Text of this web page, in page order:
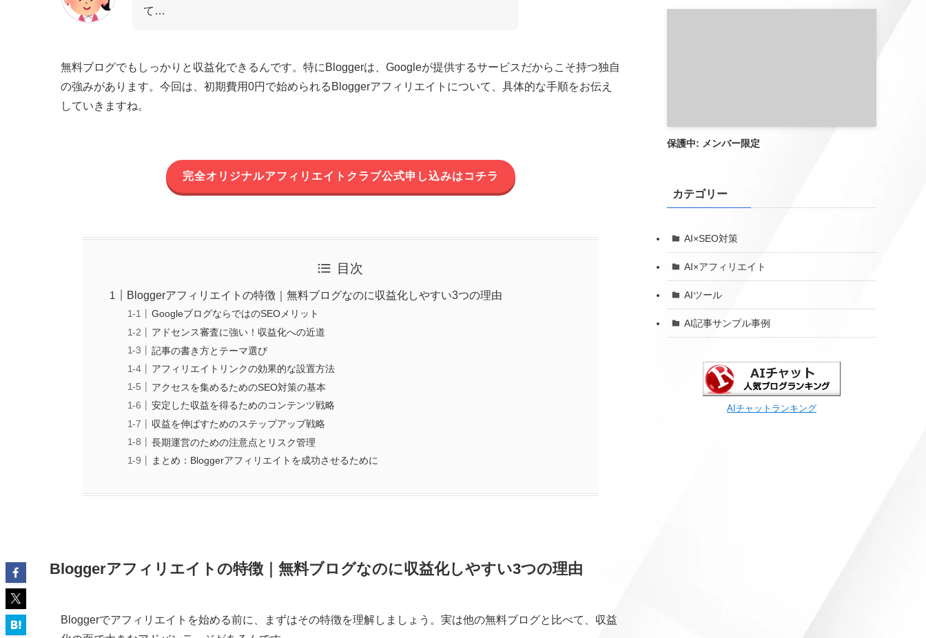
て…
無料ブログでもしっかりと収益化できるんです。特にBloggerは、Googleが提供するサービスだからこそ持つ独自
の強みがあります。今回は、初期費用0円で始められるBloggerアフィリエイトについて、具体的な手順をお伝え
していきますね。
完全オリジナルアフィリエイトクラブ公式申し込みはコチラ
目次
Bloggerアフィリエイトの特徴｜無料ブログなのに収益化しやすい3つの理由
GoogleブログならではのSEOメリット
アドセンス審査に強い！収益化への近道
記事の書き方とテーマ選び
アフィリエイトリンクの効果的な設置方法
アクセスを集めるためのSEO対策の基本
安定した収益を得るためのコンテンツ戦略
収益を伸ばすためのステップアップ戦略
長期運営のための注意点とリスク管理
まとめ：Bloggerアフィリエイトを成功させるために
Bloggerアフィリエイトの特徴｜無料ブログなのに収益化しやすい3つの理由
Bloggerでアフィリエイトを始める前に、まずはその特徴を理解しましょう。実は他の無料ブログと比べて、収益
保護中: メンバー限定
カテゴリー
AI×SEO対策
AI×アフィリエイト
AIツール
AI記事サンプル事例
AIチャットランキング